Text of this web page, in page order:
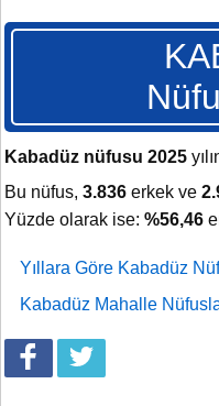
Kabadüz nüfusu 2025
Bu nüfus, 3.836 erkek ve
Yüzde olarak ise: %56,46
Yıllara Göre Kabadüz
Kabadüz Mahalle